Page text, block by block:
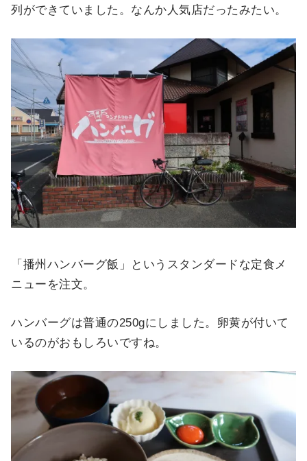
列ができていました。なんか人気店だったみたい。
「播州ハンバーグ飯」というスタンダードな定食メ
ニューを注文。
ハンバーグは普通の250gにしました。卵黄が付いて
いるのがおもしろいですね。